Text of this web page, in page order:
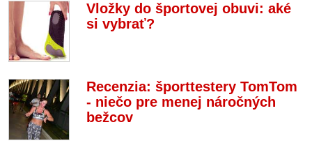
Vložky do športovej obuvi: aké
si vybrať?
Recenzia: športtestery TomTom
- niečo pre menej náročných
bežcov